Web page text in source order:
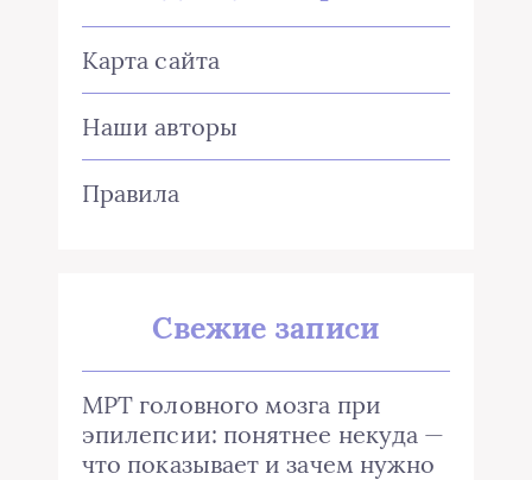
Карта сайта
Наши авторы
Правила
Свежие записи
МРТ головного мозга при
эпилепсии: понятнее некуда —
что показывает и зачем нужно